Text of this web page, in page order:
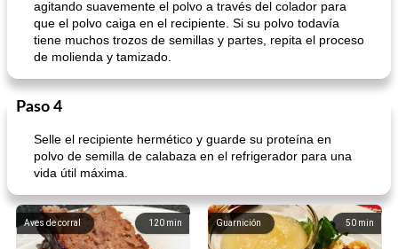
agitando suavemente el polvo a través del colador para
que el polvo caiga en el recipiente. Si su polvo todavía
tiene muchos trozos de semillas y partes, repita el proceso
de molienda y tamizado.
Paso 4
Selle el recipiente hermético y guarde su proteína en
polvo de semilla de calabaza en el refrigerador para una
vida útil máxima.
120 min
Aves de corral 50 min
Guarnición